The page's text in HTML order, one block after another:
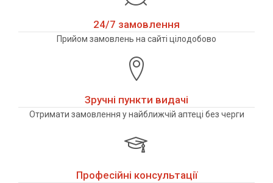
24/7 замовлення
Прийом замовлень на сайті цілодобово
Зручні пункти видачі
Отримати замовлення у найближчій аптеці без черги
Професійні консультації